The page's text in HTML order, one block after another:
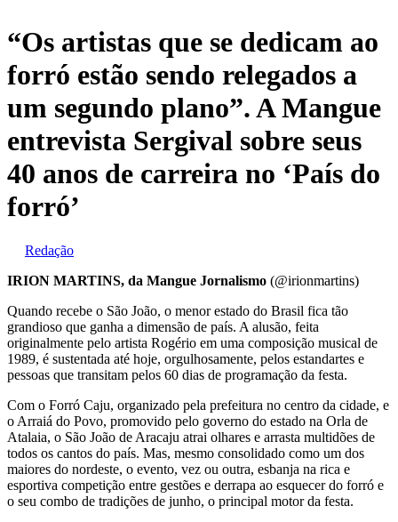
“Os artistas que se dedicam ao
forró estão sendo relegados a
um segundo plano”. A Mangue
entrevista Sergival sobre seus
40 anos de carreira no ‘País do
forró’
Redação
IRION MARTINS, da Mangue Jornalismo (@irionmartins)
Quando recebe o São João, o menor estado do Brasil fica tão
grandioso que ganha a dimensão de país. A alusão, feita
originalmente pelo artista Rogério em uma composição musical de
1989, é sustentada até hoje, orgulhosamente, pelos estandartes e
pessoas que transitam pelos 60 dias de programação da festa.
Com o Forró Caju, organizado pela prefeitura no centro da cidade, e
o Arraiá do Povo, promovido pelo governo do estado na Orla de
Atalaia, o São João de Aracaju atrai olhares e arrasta multidões de
todos os cantos do país. Mas, mesmo consolidado como um dos
maiores do nordeste, o evento, vez ou outra, esbanja na rica e
esportiva competição entre gestões e derrapa ao esquecer do forró e
o seu combo de tradições de junho, o principal motor da festa.